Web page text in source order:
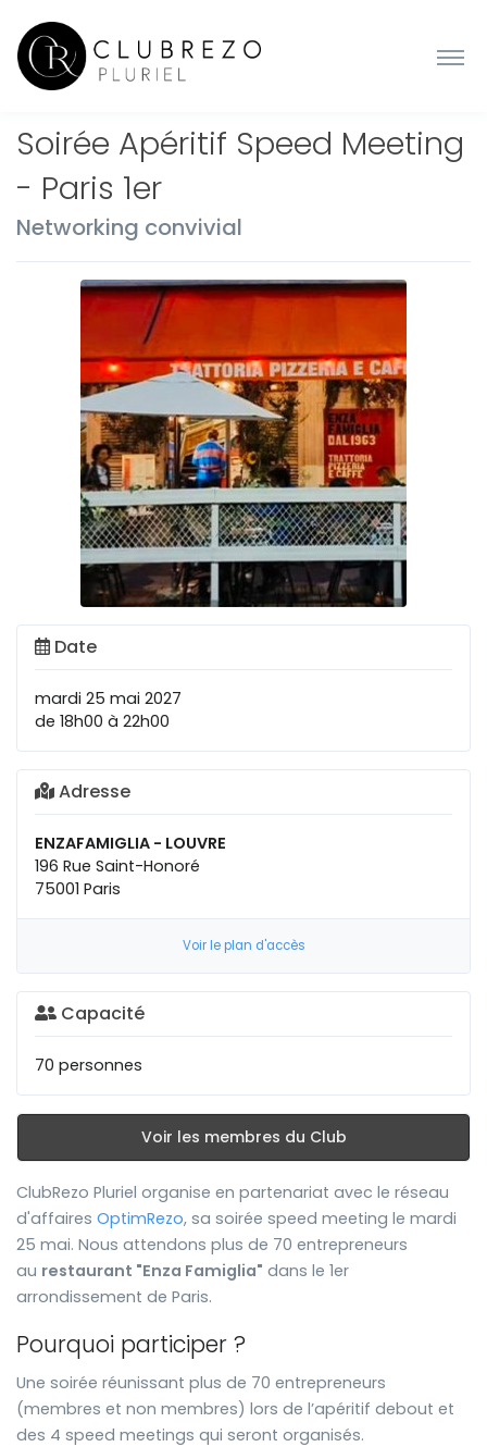
Soirée Apéritif Speed Meeting
- Paris 1er
Networking convivial
Date
mardi 25 mai 2027
de 18h00 à 22h00
Adresse
ENZAFAMIGLIA - LOUVRE
196 Rue Saint-Honoré
75001 Paris
Voir le plan d'accès
Capacité
70 personnes
Voir les membres du Club
ClubRezo Pluriel organise en partenariat avec le réseau
d'affaires OptimRezo, sa soirée speed meeting le mardi
25 mai. Nous attendons plus de 70 entrepreneurs
au restaurant "Enza Famiglia" dans le 1er
arrondissement de Paris.
Pourquoi participer ?
Une soirée réunissant plus de 70 entrepreneurs
(membres et non membres) lors de l’apéritif debout et
des 4 speed meetings qui seront organisés.